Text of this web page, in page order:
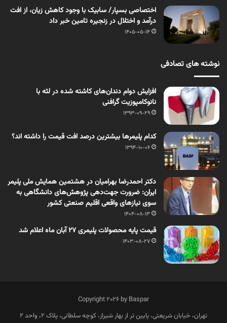
اختصاصی بسپار/ سابیک با وجود کاهش زیان، از افت
درآمد و اختلال در زنجیره تامین خبر داد
1405-05-14
نوشته های تصادفی
افزایش دوام دندان‌های کاشته شده در لثه با
نانوکامپوزیت گرافنی
1393-09-29
کدام پلیمرها بیشترین درصد افت قیمت را داشته اند؟
1394-10-06
دکتر احمدرضا بهرامیان در هشتمین همایش ملی پلیمر
ایران: ضرورت جهت‌دهی پژوهش‌های دانشگاهی به
سوی نیازهای واقعی اقلیم صنعتی کشور
1404-08-13
قیمت پایه محصولات پلیمری 27 آبان ماه اعلام شد
1403-08-27
Copyright 2026 by Baspar
تهران، خیابان شریعتی، پایین تر از بهار شیراز، کوچه سلطانی، پلاک 2، واحد 2